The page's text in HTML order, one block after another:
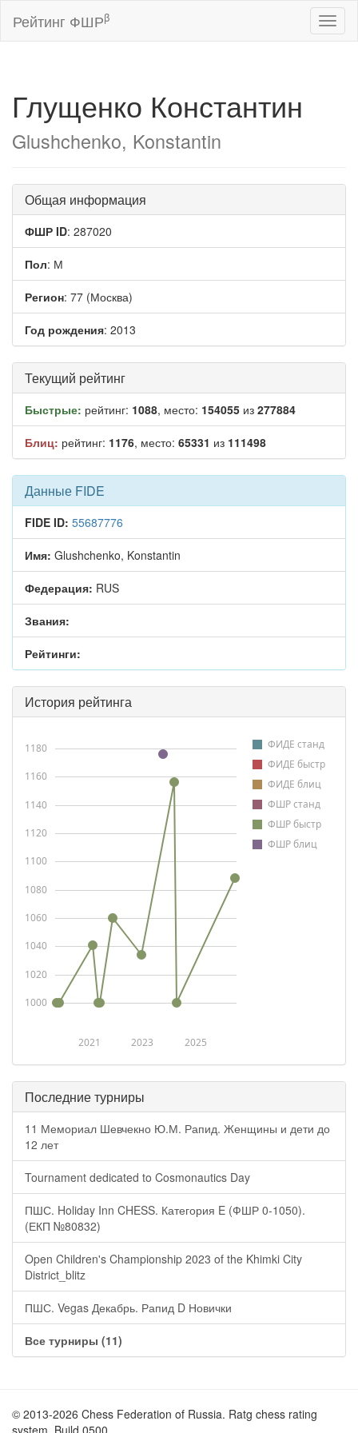
Рейтинг ФШРβ
Глущенко Константин
Glushchenko, Konstantin
Общая информация
ФШР ID: 287020
Пол: М
Регион: 77 (Москва)
Год рождения: 2013
Текущий рейтинг
Быстрые: рейтинг: 1088, место: 154055 из 277884
Блиц: рейтинг: 1176, место: 65331 из 111498
Данные FIDE
FIDE ID: 55687776
Имя: Glushchenko, Konstantin
Федерация: RUS
Звания:
Рейтинги:
История рейтинга
ФИДЕ станд
ФИДЕ быстр
ФИДЕ блиц
ФШР станд
ФШР быстр
ФШР блиц
2021 2023 2025
1000
1020
1040
1060
1080
1100
1120
1140
1160
1180
Последние турниры
11 Мемориал Шевчекно Ю.М. Рапид. Женщины и дети до
12 лет
Tournament dedicated to Cosmonautics Day
ПШС. Holiday Inn CHESS. Категория E (ФШР 0-1050).
(ЕКП №80832)
Open Children's Championship 2023 of the Khimki City
District_blitz
ПШС. Vegas Декабрь. Рапид D Новички
Все турниры (11)
© 2013-2026 Chess Federation of Russia. Ratg chess rating
system. Build 0500